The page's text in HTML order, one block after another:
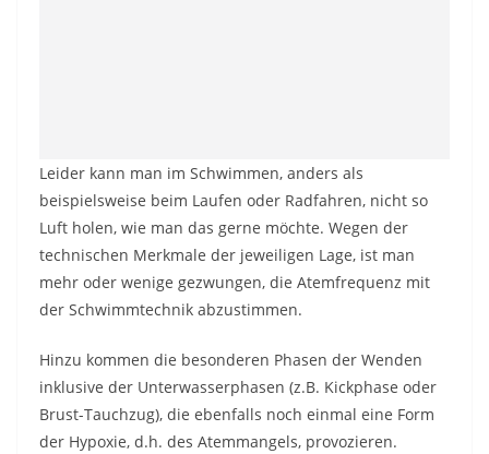
Leider kann man im Schwimmen, anders als
beispielsweise beim Laufen oder Radfahren, nicht so
Luft holen, wie man das gerne möchte. Wegen der
technischen Merkmale der jeweiligen Lage, ist man
mehr oder wenige gezwungen, die Atemfrequenz mit
der Schwimmtechnik abzustimmen.
Hinzu kommen die besonderen Phasen der Wenden
inklusive der Unterwasserphasen (z.B. Kickphase oder
Brust-Tauchzug), die ebenfalls noch einmal eine Form
der Hypoxie, d.h. des Atemmangels, provozieren.